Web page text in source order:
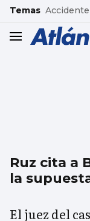
common.go-to-
Temas
Ruz cita a
la
El juez del